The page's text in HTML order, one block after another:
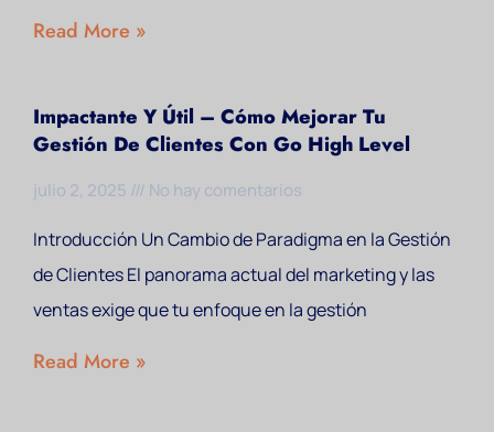
Read More »
Impactante Y Útil – Cómo Mejorar Tu
Gestión De Clientes Con Go High Level
julio 2, 2025 No hay comentarios
Introducción Un Cambio de Paradigma en la Gestión
de Clientes El panorama actual del marketing y las
ventas exige que tu enfoque en la gestión
Read More »